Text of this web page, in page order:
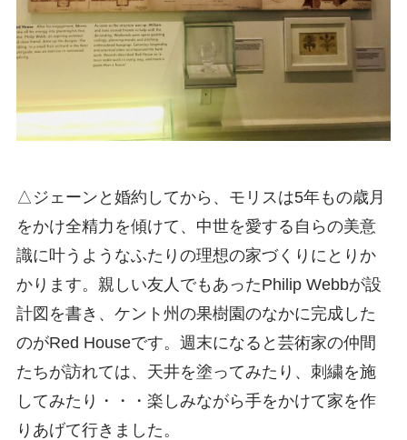
△ジェーンと婚約してから、モリスは5年もの歳月
をかけ全精力を傾けて、中世を愛する自らの美意
識に叶うようなふたりの理想の家づくりにとりか
かります。親しい友人でもあったPhilip Webbが設
計図を書き、ケント州の果樹園のなかに完成した
のがRed Houseです。週末になると芸術家の仲間
たちが訪れては、天井を塗ってみたり、刺繍を施
してみたり・・・楽しみながら手をかけて家を作
りあげて行きました。